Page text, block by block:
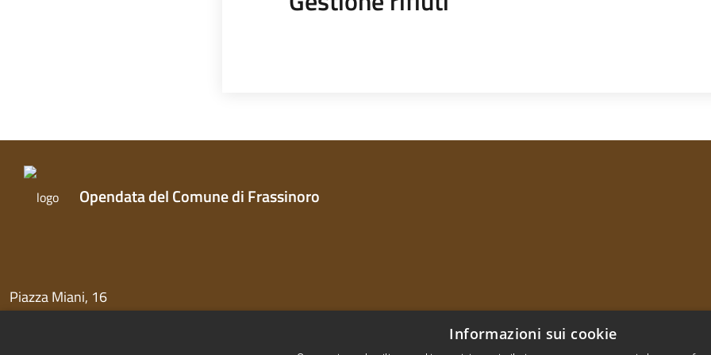
Opendata del Comune di Frassinoro
Piazza Miani, 16
Informazioni sui cookie